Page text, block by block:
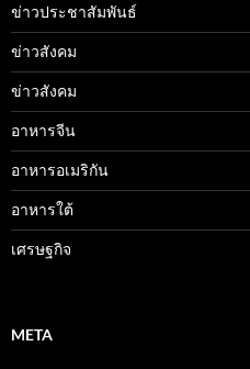
ข่าวประชาสัมพันธ์
ข่าวสังคม
ข่าวสังคม
อาหารจีน
อาหารอเมริกัน
อาหารใต้
เศรษฐกิจ
META